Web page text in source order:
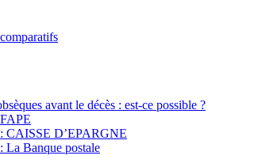
avant le décès : est-ce possible ?
: CAISSE D’EPARGNE
La Banque postale